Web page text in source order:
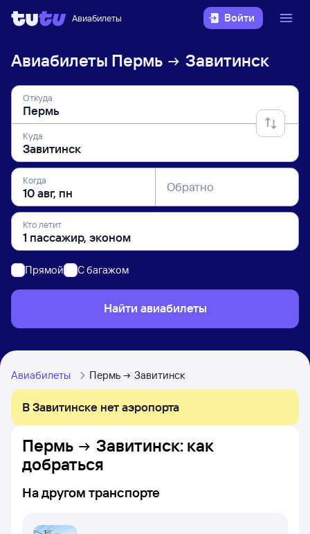
Авиабилеты Войти
Авиабилеты Пермь Завитинск
Откуда
Куда
Когда Обратно
Кто летит
Прямой C багажом
Найти авиабилеты
Авиабилеты Пермь Завитинск
В Завитинске нет аэропорта
Пермь Завитинск: как
добраться
На другом транспорте